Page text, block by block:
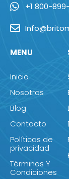
+1 800-
MENU
Inicio
Nosotros
Blog
Contacto
Políticas de
privacidad
Términos Y
Condiciones